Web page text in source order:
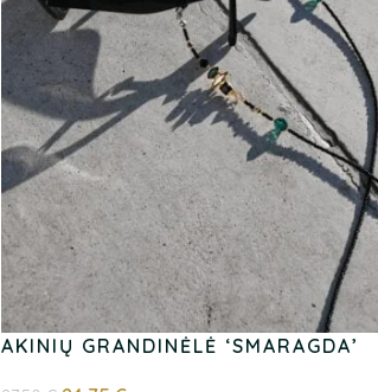
AKINIŲ GRANDINĖLĖ ‘SMARAGDA’